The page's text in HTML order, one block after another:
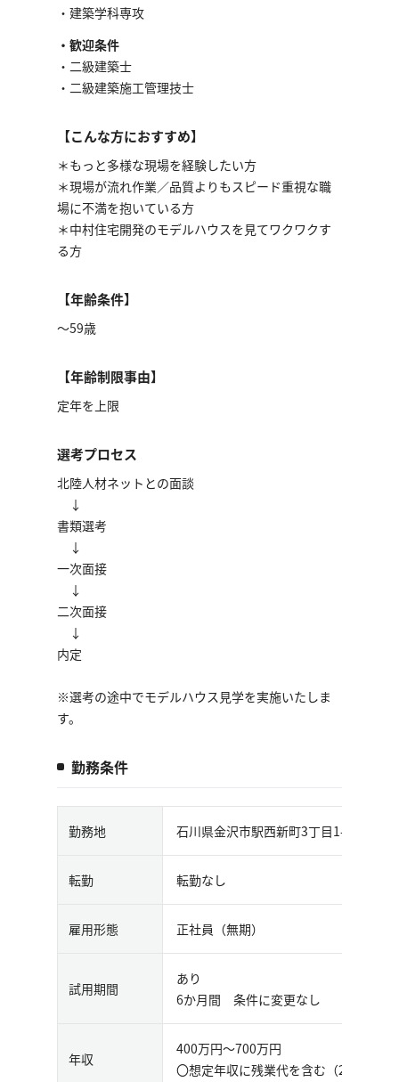
・建築学科専攻
・歓迎条件
・二級建築士
・二級建築施工管理技士
【こんな方におすすめ】
＊もっと多様な現場を経験したい方
＊現場が流れ作業／品質よりもスピード重視な職
場に不満を抱いている方
＊中村住宅開発のモデルハウスを見てワクワクす
る方
【年齢条件】
〜59歳
【年齢制限事由】
定年を上限
選考プロセス
北陸人材ネットとの面談
↓
書類選考
↓
一次面接
↓
二次面接
↓
内定
※選考の途中でモデルハウス見学を実施いたしま
す。
勤務条件
勤務地 石川県金沢市駅西新町3丁目1-35
転勤 転勤なし
雇用形態 正社員（無期）
試用期間
あり
6か月間 条件に変更なし
年収
400万円〜700万円
〇想定年収に残業代を含む（25時間/月